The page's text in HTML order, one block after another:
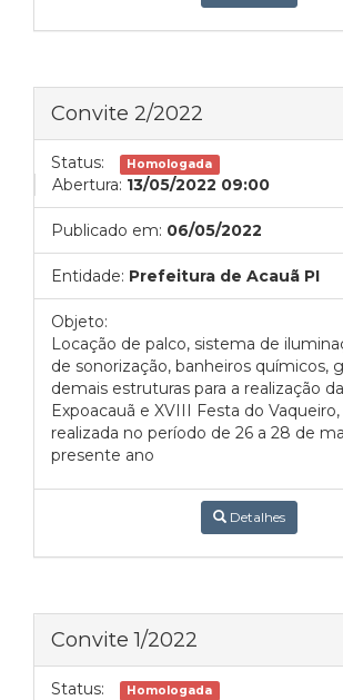
Convite 2/2022
Status: Homologada
Abertura: 13/05/2022 09:00
Publicado em: 06/05/2022
Entidade: Prefeitura de Acauã PI
Objeto:
Locação de palco, sistema de
de sonorização, banheiros químicos,
demais estruturas para a realização
Expoacauã e XVIII Festa do
realizada no período de 26 a 28 de
presente ano
Detalhes
Convite 1/2022
Status: Homologada